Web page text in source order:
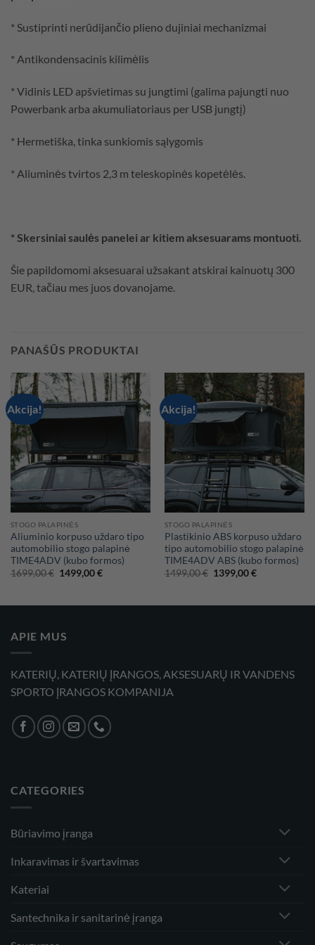
* Sustiprinti nerūdijančio plieno dujiniai mechanizmai
* Antikondensacinis kilimėlis
* Vidinis LED apšvietimas su jungtimi (galima pajungti nuo
Powerbank arba akumuliatoriaus per USB jungtį)
* Hermetiška, tinka sunkiomis sąlygomis
* Aliuminės tvirtos 2,3 m teleskopinės kopetėlės.
* Skersiniai saulės panelei ar kitiem aksesuarams montuoti.
Šie papildomomi aksesuarai užsakant atskirai kainuotų 300
EUR, tačiau mes juos dovanojame.
PANAŠŪS PRODUKTAI
Akcija!
STOGO PALAPINĖS
Aliuminio korpuso uždaro tipo
automobilio stogo palapinė
TIME4ADV (kubo formos)
1699,00€ Original
1499,00€Current
Akcija!
STOGO PALAPINĖS
Plastikinio ABS korpuso uždaro
tipo automobilio stogo palapinė
TIME4ADV ABS (kubo formos)
1499,00€ Original
1399,00€Current
APIE MUS
KATERIŲ, KATERIŲ ĮRANGOS, AKSESUARŲ IR VANDENS
SPORTO ĮRANGOS KOMPANIJA
CATEGORIES
Būriavimo įranga
Inkaravimas ir švartavimas
Kateriai
Santechnika ir sanitarinė įranga